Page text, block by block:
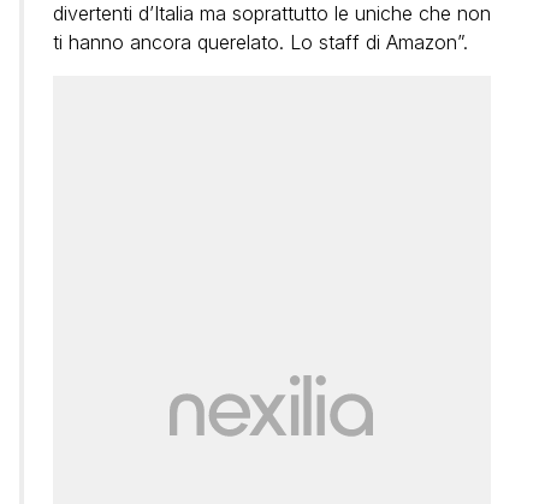
divertenti d’Italia ma soprattutto le uniche che non
ti hanno ancora querelato. Lo staff di Amazon”.